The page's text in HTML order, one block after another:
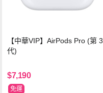
【中華VIP】AirPods Pro (第 3
代)
$7,190
免運